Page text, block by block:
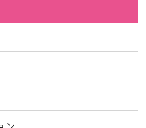
るのです。 土用は毎年違うので、土用の丑
。 さらに、土用の丑の日といえば夏のイメ
せんが、年に何回かやってきます。 土用
うなぎ」ですよね！！？？ うなぎは栄養
でよく聞くDHAやEPA、ビタミンAやカル
ど多くの栄養素が含まれています！ ・
視力の低下予防・動脈硬化の予防改善 ・
症を抑える働きがある ・レチノール：ビタ
、脂溶性ビタミンに分類され目や皮膚の粘
抵抗力を高める効果がある ・カルシウム：
たちの体に最も多く存在するミネラルで、
血が固まるのをサポートする働きもある ・